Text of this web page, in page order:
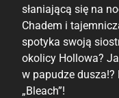
słaniającą się na
Chadem i
spotyka swoją
okolicy Hollowa?
w papudze
„Bleach”!